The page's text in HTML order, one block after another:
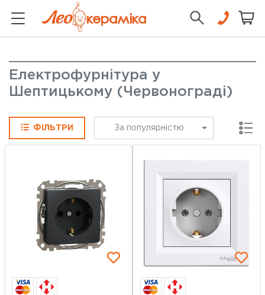
Електрофурнітура у
Шептицькому (Червонограді)
ФІЛЬТРИ За популярністю Сітка